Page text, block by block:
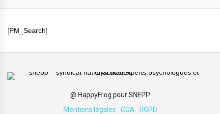
[PM_Search]
@ HappyFrog pour SNEPP
Mentions légales
CGA RGPD